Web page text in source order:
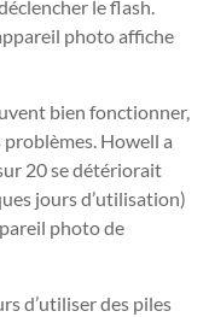
le flash.
photo affiche
bien fonctionner,
problèmes. Howell a
20 se détériorait
jours d’utilisation)
photo de
d’utiliser des piles